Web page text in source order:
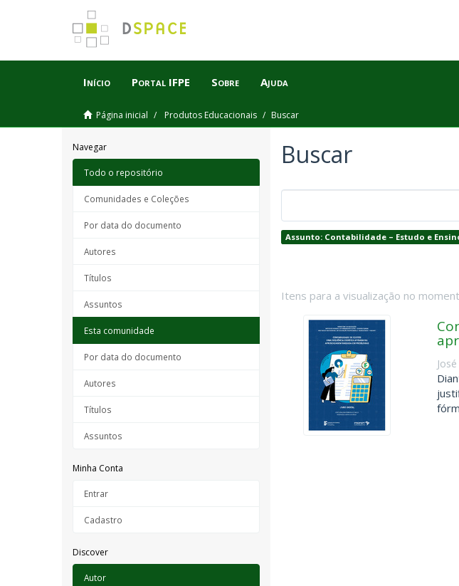
Início Portal IFPE Sobre Ajuda
Página inicial Produtos Educacionais Buscar
Navegar
Todo o repositório
Comunidades e Coleções
Por data do documento
Autores
Títulos
Assuntos
Esta comunidade
Por data do documento
Autores
Títulos
Assuntos
Minha Conta
Entrar
Cadastro
Discover
Autor
Buscar
Assunto: Contabilidade – Estudo e
Itens para a visualização no